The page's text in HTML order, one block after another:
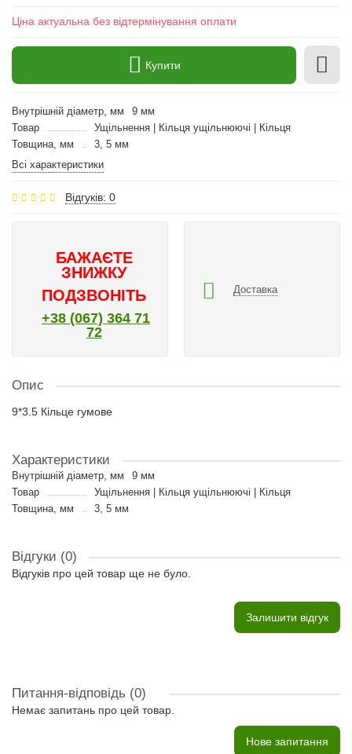
Ціна актуальна без відтермінування оплати
Купити
Внутрішній діаметр, мм
9 мм
Товар
Ущільнення | Кільця ущільнюючі | Кільця
Товщина, мм
3, 5 мм
Всі характеристики
Відгуків: 0
БАЖАЄТЕ
ЗНИЖКУ
ПОДЗВОНІТЬ
+38 (067) 364 71
72
Доставка
Опис
9*3.5 Кільце гумове
Характеристики
Внутрішній діаметр, мм
9 мм
Товар
Ущільнення | Кільця ущільнюючі | Кільця
Товщина, мм
3, 5 мм
Відгуки (0)
Відгуків про цей товар ще не було.
Залишити відгук
Питання-відповідь (0)
Немає запитань про цей товар.
Нове запитання